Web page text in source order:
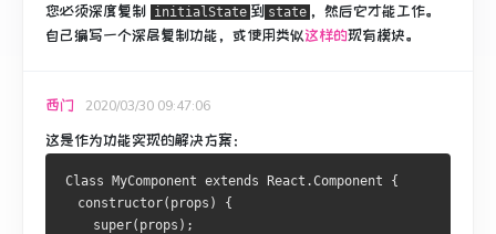
您必须深度复制 initialState 到 state ，然后它才能工作。
自己编写一个深层复制功能，或使用类似这样的现有模块。
西门 2020/03/30 09:47:06
这是作为功能实现的解决方案：
Class MyComponent extends React.Component {
  constructor(props) {
    super(props);